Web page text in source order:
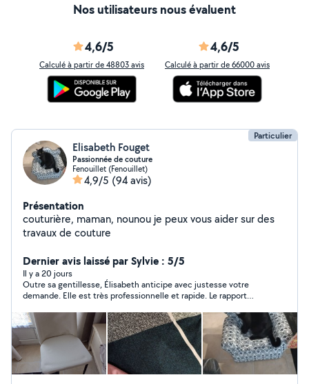
Nos utilisateurs nous évaluent
4,6/5
Calculé à partir de 48803 avis
4,6/5
Calculé à partir de 66000 avis
Particulier
Elisabeth Fouget
Passionnée de couture
Fenouillet (Fenouillet)
4,9/5 (94 avis)
Présentation
couturière, maman, nounou je peux vous aider sur des
travaux de couture
Dernier avis laissé par Sylvie : 5/5
Il y a 20 jours
Outre sa gentillesse, Élisabeth anticipe avec justesse votre
demande. Elle est très professionnelle et rapide. Le rapport
beaucoup.